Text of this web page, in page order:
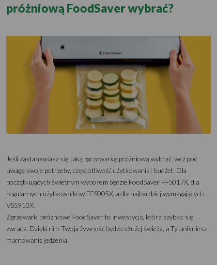
próżniową FoodSaver wybrać?
Jeśli zastanawiasz się, jaką zgrzewarkę próżniową wybrać, weź pod
uwagę swoje potrzeby, częstotliwość użytkowania i budżet. Dla
początkujących świetnym wyborem będzie FoodSaver FFS017X, dla
regularnych użytkowników FFS005X, a dla najbardziej wymagających –
VS5910X.
Zgrzewarki próżniowe FoodSaver to inwestycja, która szybko się
zwraca. Dzięki nim Twoja żywność będzie dłużej świeża, a Ty unikniesz
marnowania jedzenia.